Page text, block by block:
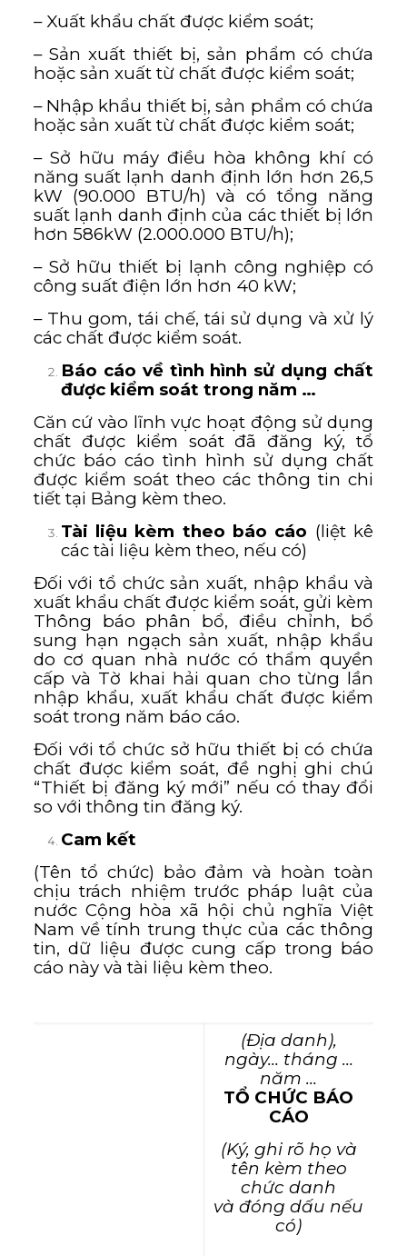
– Xuất khẩu chất được kiểm soát;
– Sản xuất thiết bị, sản phẩm có chứa
hoặc sản xuất từ chất được kiểm soát;
– Nhập khẩu thiết bị, sản phẩm có chứa
hoặc sản xuất từ chất được kiểm soát;
– Sở hữu máy điều hòa không khí có
năng suất lạnh danh định lớn hơn 26,5
kW (90.000 BTU/h) và có tổng năng
suất lạnh danh định của các thiết bị lớn
hơn 586kW (2.000.000 BTU/h);
– Sở hữu thiết bị lạnh công nghiệp có
công suất điện lớn hơn 40 kW;
– Thu gom, tái chế, tái sử dụng và xử lý
các chất được kiểm soát.
Báo cáo về tình hình sử dụng chất
được kiểm soát trong năm …
Căn cứ vào lĩnh vực hoạt động sử dụng
chất được kiểm soát đã đăng ký, tổ
chức báo cáo tình hình sử dụng chất
được kiểm soát theo các thông tin chi
tiết tại Bảng kèm theo.
Tài liệu kèm theo báo cáo (liệt kê
các tài liệu kèm theo, nếu có)
Đối với tổ chức sản xuất, nhập khẩu và
xuất khẩu chất được kiểm soát, gửi kèm
Thông báo phân bổ, điều chỉnh, bổ
sung hạn ngạch sản xuất, nhập khẩu
do cơ quan nhà nước có thẩm quyền
cấp và Tờ khai hải quan cho từng lần
nhập khẩu, xuất khẩu chất được kiểm
soát trong năm báo cáo.
Đối với tổ chức sở hữu thiết bị có chứa
chất được kiểm soát, đề nghị ghi chú
“Thiết bị đăng ký mới” nếu có thay đổi
so với thông tin đăng ký.
Cam kết
(Tên tổ chức) bảo đảm và hoàn toàn
chịu trách nhiệm trước pháp luật của
nước Cộng hòa xã hội chủ nghĩa Việt
Nam về tính trung thực của các thông
tin, dữ liệu được cung cấp trong báo
cáo này và tài liệu kèm theo.
(Địa danh),
ngày… tháng …
năm …
TỔ CHỨC BÁO
CÁO
(Ký, ghi rõ họ và
tên kèm theo
chức danh
và đóng dấu nếu
có)